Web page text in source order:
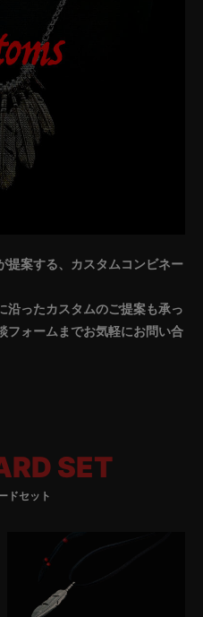
提案する、カスタムコンビネー
沿ったカスタムのご提案も承っ
フォームまでお気軽にお問い合
SET
ドセット